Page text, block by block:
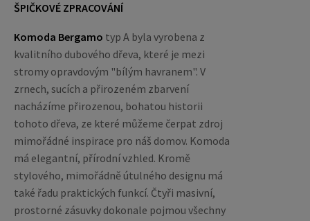
ŠPIČKOVÉ ZPRACOVÁNÍ
Komoda Bergamo typ A byla vyrobena z
kvalitního dubového dřeva, které je mezi
stromy opravdovým "bílým havranem". V
zrnech, sucích a přirozeném zbarvení
nacházíme přirozenou, bohatou historii
tohoto dřeva, ze které můžeme čerpat zdroj
mimořádné inspirace pro náš domov. Komoda
má elegantní, přírodní vzhled. Kromě
stylového, mimořádně útulného designu má
také řadu praktických funkcí. Čtyři masivní,
prostorné zásuvky dokonale pojmou všechny